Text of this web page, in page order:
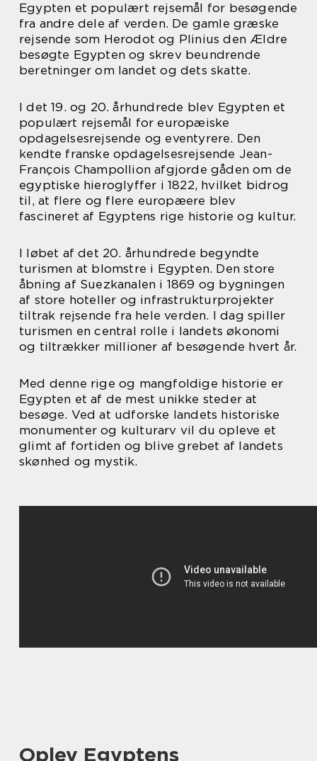
Egypten et populært rejsemål for besøgende
fra andre dele af verden. De gamle græske
rejsende som Herodot og Plinius den Ældre
besøgte Egypten og skrev beundrende
beretninger om landet og dets skatte.
I det 19. og 20. århundrede blev Egypten et
populært rejsemål for europæiske
opdagelsesrejsende og eventyrere. Den
kendte franske opdagelsesrejsende Jean-
François Champollion afgjorde gåden om de
egyptiske hieroglyffer i 1822, hvilket bidrog
til, at flere og flere europæere blev
fascineret af Egyptens rige historie og kultur.
I løbet af det 20. århundrede begyndte
turismen at blomstre i Egypten. Den store
åbning af Suezkanalen i 1869 og bygningen
af store hoteller og infrastrukturprojekter
tiltrak rejsende fra hele verden. I dag spiller
turismen en central rolle i landets økonomi
og tiltrækker millioner af besøgende hvert år.
Med denne rige og mangfoldige historie er
Egypten et af de mest unikke steder at
besøge. Ved at udforske landets historiske
monumenter og kulturarv vil du opleve et
glimt af fortiden og blive grebet af landets
skønhed og mystik.
Oplev Egyptens